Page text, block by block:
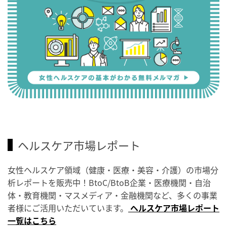
ヘルスケア市場レポート
女性ヘルスケア領域（健康・医療・美容・介護）の市場分
析レポートを販売中！BtoC/BtoB企業・医療機関・自治
体・教育機関・マスメディア・金融機関など、多くの事業
者様にご活用いただいています。 ヘルスケア市場レポート
一覧はこちら